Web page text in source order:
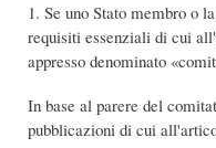
1. Se uno Stato membro o
requisiti essenziali di cui
appresso denominato
In base al parere del
pubblicazioni di cui